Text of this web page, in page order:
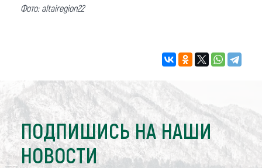
Фото: altairegion22
ПОДПИШИСЬ НА НАШИ
НОВОСТИ